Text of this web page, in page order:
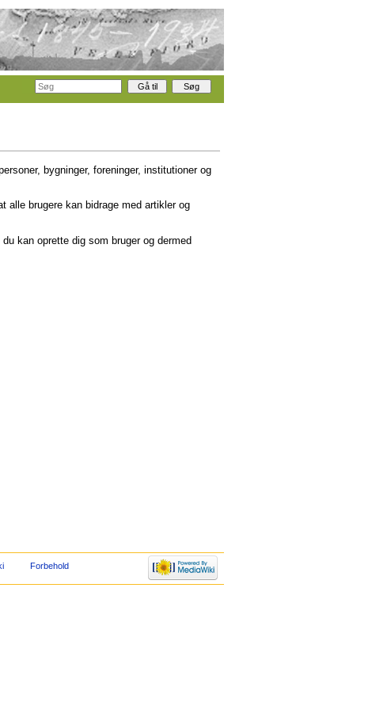
bygninger, foreninger, institutioner og
alle brugere kan bidrage med artikler og
kan oprette dig som bruger og dermed
Forbehold